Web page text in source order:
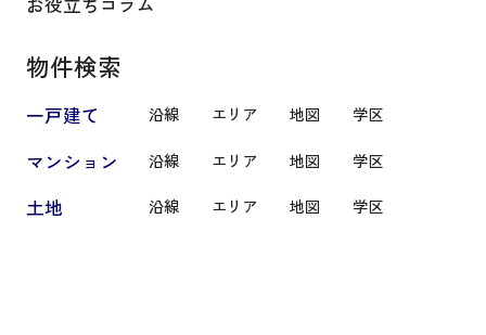
物件検索
一戸建て 沿線 エリア 地図 学区
マンション 沿線 エリア 地図 学区
土地 沿線 エリア 地図 学区